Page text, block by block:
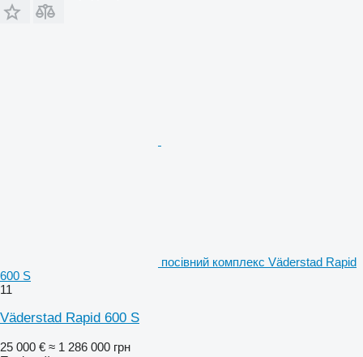
посівний комплекс Väderstad Rapid
600 S
11
Väderstad Rapid 600 S
25 000 € ≈ 1 286 000 грн